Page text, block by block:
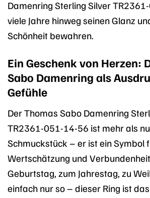
Damenring Sterling Silver
viele Jahre hinweg seinen Glanz
Schönheit bewahren.
Ein Geschenk von Herzen:
Sabo Damenring als
Gefühle
Der Thomas Sabo Damenring
TR2361-051-14-56 ist mehr als
Schmuckstück – er ist ein Symbol
Wertschätzung und
Geburtstag, zum Jahrestag, zu
einfach nur so – dieser Ring ist